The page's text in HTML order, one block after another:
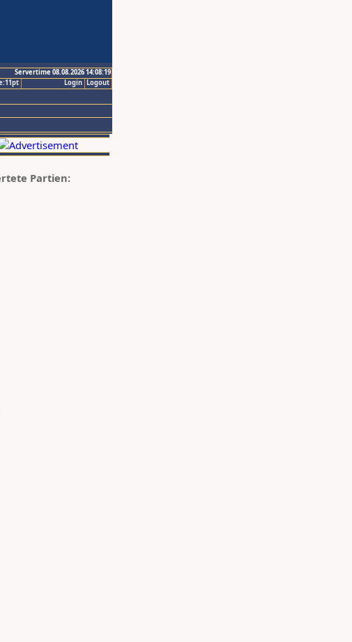
Servertime 08.08.2026 14:08:19
Logout
Login
Partien: